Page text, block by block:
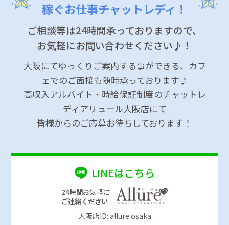
稼ぐお仕事チャットレディ！
ご相談等は24時間承っておりますので、
お気軽にお問い合わせください♪！
大阪にてゆっくりご案内する事ができる、カフ
ェでのご面接も随時承っております♪
高収入アルバイト・時給保証制度のチャットレ
ディアリュール大阪店にて
皆様からのご応募お待ちしております！
LINEはこちら
24時間お気軽に
ご連絡ください
大阪店ID: allure.osaka